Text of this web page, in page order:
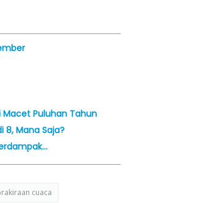
Macet Puluhan Tahun
8, Mana Saja?
cuaca